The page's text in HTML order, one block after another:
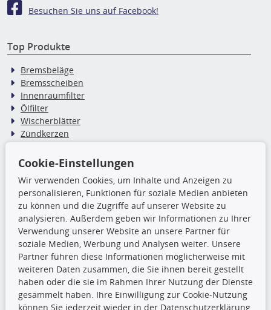
Besuchen Sie uns auf Facebook!
Top Produkte
Bremsbeläge
Bremsscheiben
Innenraumfilter
Ölfilter
Wischerblätter
Zündkerzen
TecDoc Inside
Die hier angezeigten Daten,
insbesondere die gesamte Datenbank,
dürfen nicht kopiert werden. Es ist zu
unterlassen, die Daten oder die gesamte Datenbank ohne
vorherige Zustimmung TecDocs zu vervielfältigen, zu
verbreiten und/oder diese Handlungen durch Dritte ausführen
zu lassen. Ein Zuwiderhandeln stellt eine
Urheberrechtsverletzung dar und wird verfolgt.
Cookie-Einstellungen
Wir verwenden Cookies, um Inhalte und Anzeigen zu
personalisieren, Funktionen für soziale Medien anbieten
zu können und die Zugriffe auf unserer Website zu
analysieren. Außerdem geben wir Informationen zu Ihrer
Verwendung unserer Website an unsere Partner für
soziale Medien, Werbung und Analysen weiter. Unsere
Partner führen diese Informationen möglicherweise mit
weiteren Daten zusammen, die Sie ihnen bereit gestellt
haben oder die sie im Rahmen Ihrer Nutzung der Dienste
gesammelt haben. Ihre Einwilligung zur Cookie-Nutzung
können Sie jederzeit wieder in der Datenschutzerklärung